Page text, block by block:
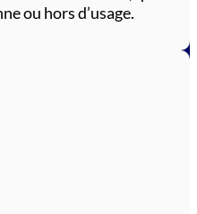
ou hors d’usage.